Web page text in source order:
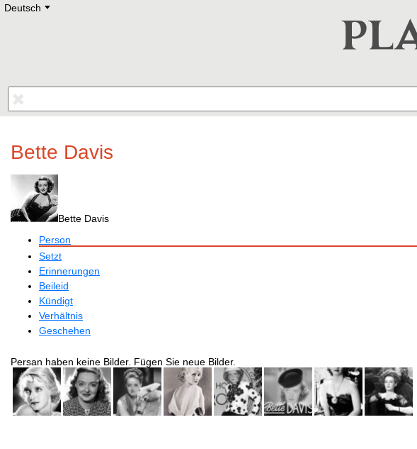
Deutsch E
Deutsch
Polski
Hebrew
Bette Davis
Bette Davis
Person
Setzt
Erinnerungen
Beileid
Kündigt
Verhältnis
Geschehen
Persan haben keine Bilder. Fügen Sie neue Bilder.